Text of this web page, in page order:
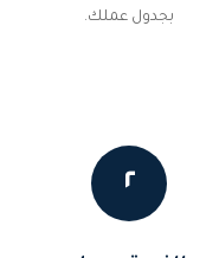
بجدول عملك.
٢